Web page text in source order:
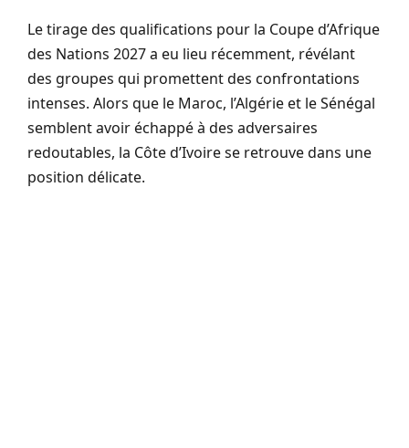
Le tirage des qualifications pour la Coupe d’Afrique
des Nations 2027 a eu lieu récemment, révélant
des groupes qui promettent des confrontations
intenses. Alors que le Maroc, l’Algérie et le Sénégal
semblent avoir échappé à des adversaires
redoutables, la Côte d’Ivoire se retrouve dans une
position délicate.